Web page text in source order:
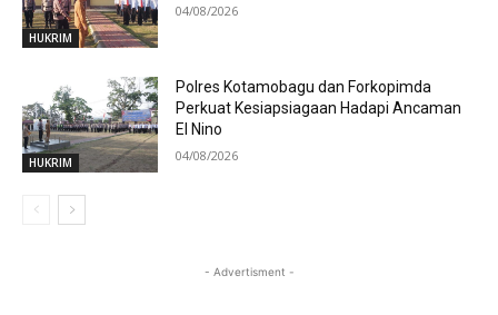
HUKRIM
04/08/2026
HUKRIM
Polres Kotamobagu dan Forkopimda
Perkuat Kesiapsiagaan Hadapi Ancaman
El Nino
04/08/2026
- Advertisment -